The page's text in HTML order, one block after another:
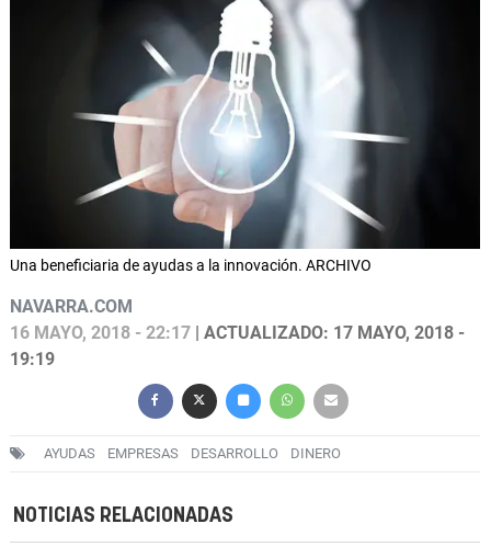
Una beneficiaria de ayudas a la innovación. ARCHIVO
NAVARRA.COM
16 MAYO, 2018 - 22:17 | ACTUALIZADO: 17 MAYO, 2018 -
19:19
AYUDAS EMPRESAS DESARROLLO DINERO
NOTICIAS RELACIONADAS